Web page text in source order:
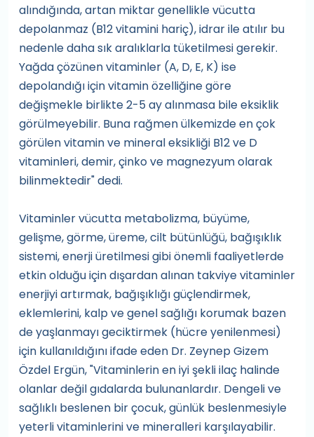
alındığında, artan miktar genellikle vücutta
depolanmaz (B12 vitamini hariç), idrar ile atılır bu
nedenle daha sık aralıklarla tüketilmesi gerekir.
Yağda çözünen vitaminler (A, D, E, K) ise
depolandığı için vitamin özelliğine göre
değişmekle birlikte 2-5 ay alınmasa bile eksiklik
görülmeyebilir. Buna rağmen ülkemizde en çok
görülen vitamin ve mineral eksikliği B12 ve D
vitaminleri, demir, çinko ve magnezyum olarak
bilinmektedir" dedi.
Vitaminler vücutta metabolizma, büyüme,
gelişme, görme, üreme, cilt bütünlüğü, bağışıklık
sistemi, enerji üretilmesi gibi önemli faaliyetlerde
etkin olduğu için dışardan alınan takviye vitaminler
enerjiyi artırmak, bağışıklığı güçlendirmek,
eklemlerini, kalp ve genel sağlığı korumak bazen
de yaşlanmayı geciktirmek (hücre yenilenmesi)
için kullanıldığını ifade eden Dr. Zeynep Gizem
Özdel Ergün, "Vitaminlerin en iyi şekli ilaç halinde
olanlar değil gıdalarda bulunanlardır. Dengeli ve
sağlıklı beslenen bir çocuk, günlük beslenmesiyle
yeterli vitaminlerini ve mineralleri karşılayabilir.